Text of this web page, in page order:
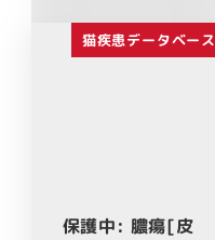
猫疾患データベース
保護中: 膿瘍[皮